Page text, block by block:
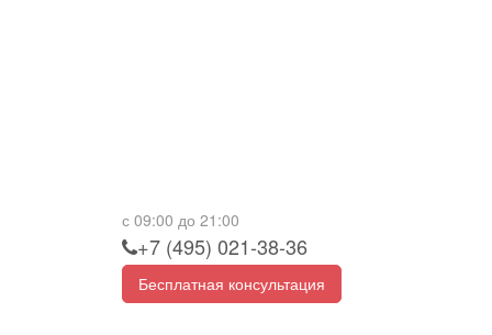
с 09:00 до 21:00
+7 (495) 021-38-36
Бесплатная консультация